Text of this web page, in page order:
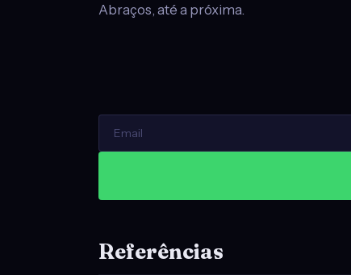
Abraços, até a próxima.
Referências